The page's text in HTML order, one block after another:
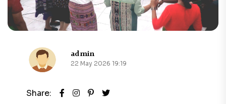
admin
22 May 2026 19:19
Share: